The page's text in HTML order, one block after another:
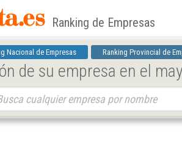
Ranking de Empresas
Nacional de Empresas Ranking Provincial de
de su empresa en el